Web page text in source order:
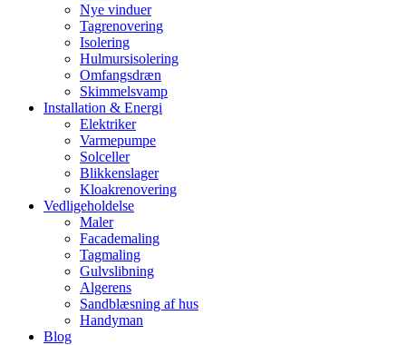
Nye vinduer
Tagrenovering
Isolering
Hulmursisolering
Omfangsdræn
Skimmelsvamp
Installation & Energi
Elektriker
Varmepumpe
Solceller
Blikkenslager
Kloakrenovering
Vedligeholdelse
Maler
Facademaling
Tagmaling
Gulvslibning
Algerens
Sandblæsning af hus
Handyman
Blog